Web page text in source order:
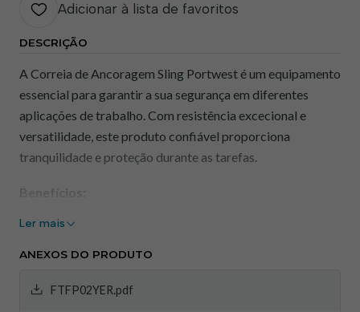
Adicionar à lista de favoritos
DESCRIÇÃO
A Correia de Ancoragem Sling Portwest é um equipamento
essencial para garantir a sua segurança em diferentes
aplicações de trabalho. Com resistência excecional e
versatilidade, este produto confiável proporciona
tranquilidade e proteção durante as tarefas.
Segurança em Ancoragem: Mantenha-se seguro e
estável durante trabalhos que envolvam ancoragem.
qualidade, oferece resistência excepcional para
Ler mais
ANEXOS DO PRODUTO
FTFP02YER.pdf